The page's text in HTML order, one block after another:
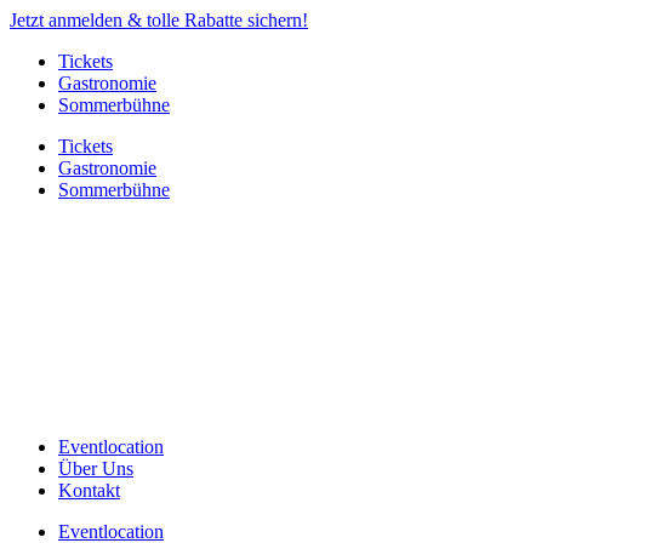
Jetzt anmelden & tolle Rabatte sichern!
Tickets
Gastronomie
Sommerbühne
Tickets
Gastronomie
Sommerbühne
Eventlocation
Über Uns
Kontakt
Eventlocation